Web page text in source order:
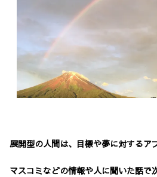
展開型の人間は、目標や夢に対するア
マスコミなどの情報や人に聞いた話で